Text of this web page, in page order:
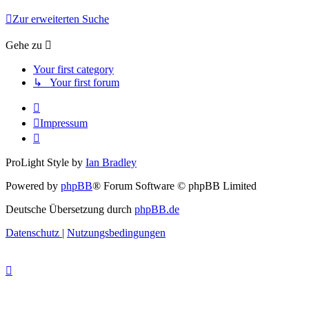
Zur erweiterten Suche
Gehe zu
Your first category
↳ Your first forum
Impressum
ProLight Style by Ian Bradley
Powered by phpBB® Forum Software © phpBB Limited
Deutsche Übersetzung durch phpBB.de
Datenschutz | Nutzungsbedingungen